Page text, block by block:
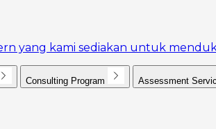
yang kami sediakan untuk
Consulting Program Assessment